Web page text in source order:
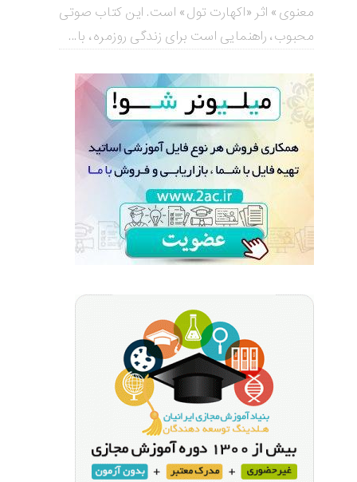
معنوی» اثر «اکهارت تول» است. این کتاب صوتی
محبوب، راهنمایی است برای زندگی روزمره، با...